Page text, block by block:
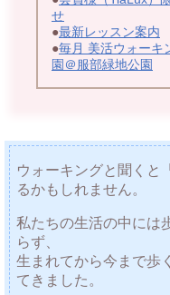
せ
●最新レッスン案内
●毎月 美活ウォーキ
園＠服部緑地公園
ウォーキングと聞くと
るかもしれません。
私たちの生活の中には
らず、
生まれてから今まで歩
てきました。